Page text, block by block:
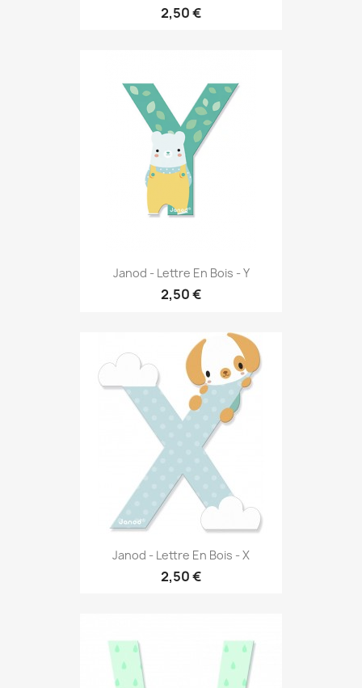
2,50 €
Janod - Lettre En Bois - Y
2,50 €
Janod - Lettre En Bois - X
2,50 €